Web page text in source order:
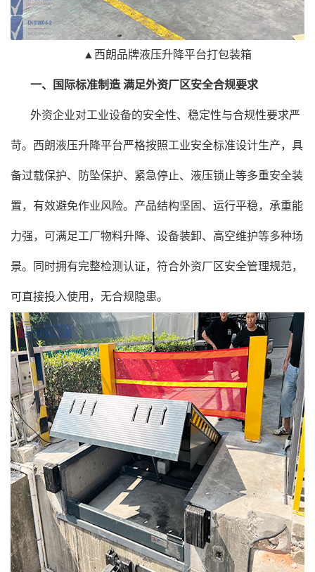
▲西朗品牌液压升降平台打包装箱
一、国际标准制造 满足外资厂区安全合规要求
外资企业对工业设备的安全性、稳定性与合规性要求严
苛。西朗液压升降平台严格按照工业安全标准设计生产，具
备过载保护、防坠保护、紧急停止、液压锁止等多重安全装
置，有效避免作业风险。产品结构坚固、运行平稳，承重能
力强，可满足工厂物料升降、设备装卸、高空维护等多种场
景。同时拥有完整检测认证，符合外资厂区安全管理规范，
可直接投入使用，无合规隐患。